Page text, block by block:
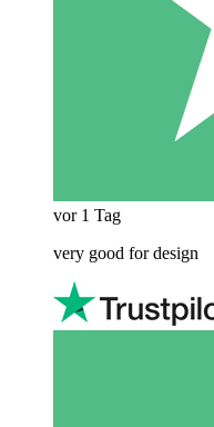
vor 1 Tag
very good for design